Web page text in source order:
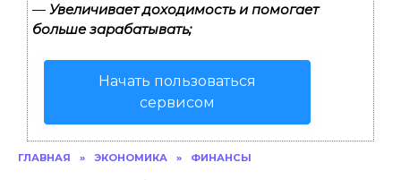
— Увеличивает доходимость и помогает
больше зарабатывать;
Начать пользоваться
сервисом
ГЛАВНАЯ » ЭКОНОМИКА » ФИНАНСЫ